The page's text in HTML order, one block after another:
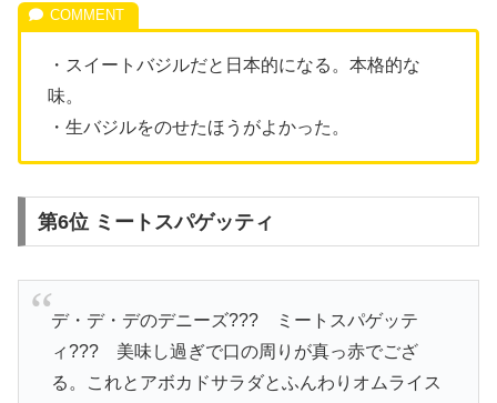
・スイートバジルだと日本的になる。本格的な
味。
・生バジルをのせたほうがよかった。
第6位 ミートスパゲッティ
デ・デ・デのデニーズ??? ミートスパゲッテ
ィ??? 美味し過ぎで口の周りが真っ赤でござ
る。これとアボカドサラダとふんわりオムライス